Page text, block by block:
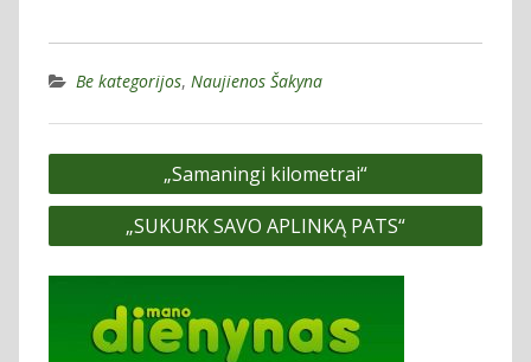
Be kategorijos, Naujienos Šakyna
Navigacija
tarp
„Samaningi kilometrai“
„SUKURK SAVO APLINKĄ PATS“